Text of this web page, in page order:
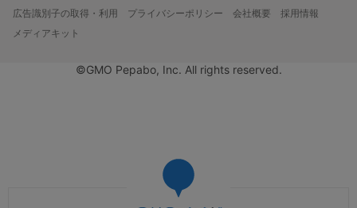
広告識別子の取得・利用
プライバシーポリシー 会社概要
採用情報
メディアキット
©GMO Pepabo, Inc. All rights reserved.